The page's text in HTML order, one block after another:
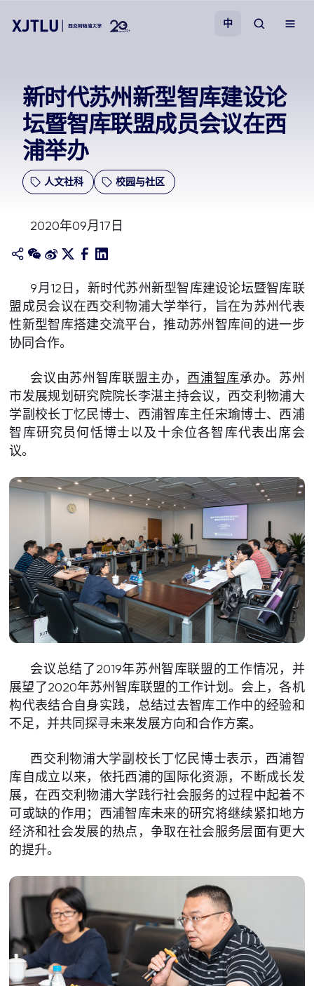
招生
科研
关于我们
中
新时代苏州新型智库建设论
坛暨智库联盟成员会议在西
浦举办
人文社科 校园与社区
2020年09月17日
9月12日，新时代苏州新型智库建设论坛暨智库联
盟成员会议在西交利物浦大学举行，旨在为苏州代表
性新型智库搭建交流平台，推动苏州智库间的进一步
协同合作。
会议由苏州智库联盟主办， 西浦智库承办。苏州
市发展规划研究院院长李湛主持会议，西交利物浦大
学副校长丁忆民博士、西浦智库主任宋瑜博士、西浦
智库研究员何恬博士以及十余位各智库代表出席会
议。
会议总结了2019年苏州智库联盟的工作情况，并
展望了2020年苏州智库联盟的工作计划。会上，各机
构代表结合自身实践，总结过去智库工作中的经验和
不足，并共同探寻未来发展方向和合作方案。
西交利物浦大学副校长丁忆民博士表示，西浦智
库自成立以来，依托西浦的国际化资源，不断成长发
展，在西交利物浦大学践行社会服务的过程中起着不
可或缺的作用；西浦智库未来的研究将继续紧扣地方
经济和社会发展的热点，争取在社会服务层面有更大
的提升。